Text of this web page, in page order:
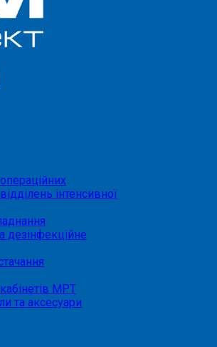
інтенсивної
дезінфекційне
МРТ
та аксесуари